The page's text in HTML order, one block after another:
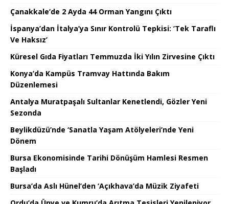
Çanakkale’de 2 Ayda 44 Orman Yangını Çıktı
İspanya’dan İtalya’ya Sınır Kontrolü Tepkisi: ’Tek Taraflı
Ve Haksız’
Küresel Gıda Fiyatları Temmuzda İki Yılın Zirvesine Çıktı
Konya’da Kampüs Tramvay Hattında Bakım
Düzenlemesi
Antalya Muratpaşalı Sultanlar Kenetlendi, Gözler Yeni
Sezonda
Beylikdüzü’nde ‘Sanatla Yaşam Atölyeleri’nde Yeni
Dönem
Bursa Ekonomisinde Tarihi Dönüşüm Hamlesi Resmen
Başladı
Bursa’da Aslı Hünel’den ‘Açıkhava’da Müzik Ziyafeti